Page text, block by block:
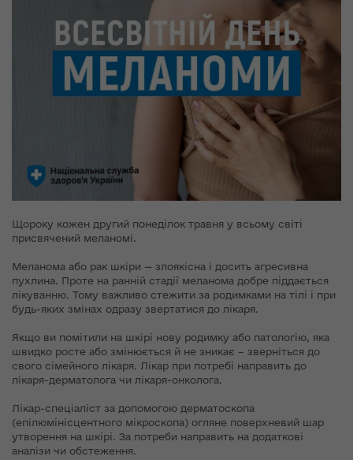
Щороку кожен другий понеділок травня у всьому світі
присвячений меланомі.
Меланома або рак шкіри — злоякісна і досить агресивна
пухлина. Проте на ранній стадії меланома добре піддається
лікуванню. Тому важливо стежити за родимками на тілі і при
будь-яких змінах одразу звертатися до лікаря.
Якщо ви помітили на шкірі нову родимку або патологію, яка
швидко росте або змінюється й не зникає – зверніться до
свого сімейного лікаря. Лікар при потребі направить до
лікаря-дерматолога чи лікаря-онколога.
Лікар-спеціаліст за допомогою дерматоскопа
(епілюмінісцентного мікроскопа) огляне поверхневий шар
утворення на шкірі. За потреби направить на додаткові
аналізи чи обстеження.